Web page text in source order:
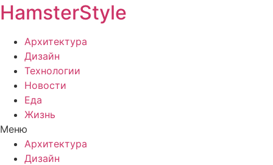
HamsterStyle
Архитектура
Дизайн
Технологии
Новости
Еда
Жизнь
Меню
Архитектура
Дизайн